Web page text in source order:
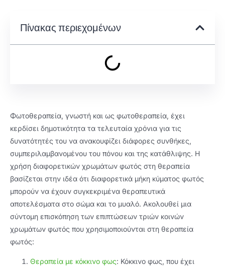
Πίνακας περιεχομένων
Φωτοθεραπεία, γνωστή και ως φωτοθεραπεία, έχει
κερδίσει δημοτικότητα τα τελευταία χρόνια για τις
δυνατότητές του να ανακουφίζει διάφορες συνθήκες,
συμπεριλαμβανομένου του πόνου και της κατάθλιψης. Η
χρήση διαφορετικών χρωμάτων φωτός στη θεραπεία
βασίζεται στην ιδέα ότι διαφορετικά μήκη κύματος φωτός
μπορούν να έχουν συγκεκριμένα θεραπευτικά
αποτελέσματα στο σώμα και το μυαλό. Ακολουθεί μια
σύντομη επισκόπηση των επιπτώσεων τριών κοινών
χρωμάτων φωτός που χρησιμοποιούνται στη θεραπεία
φωτός:
Θεραπεία με κόκκινο φως: Κόκκινο φως, που έχει